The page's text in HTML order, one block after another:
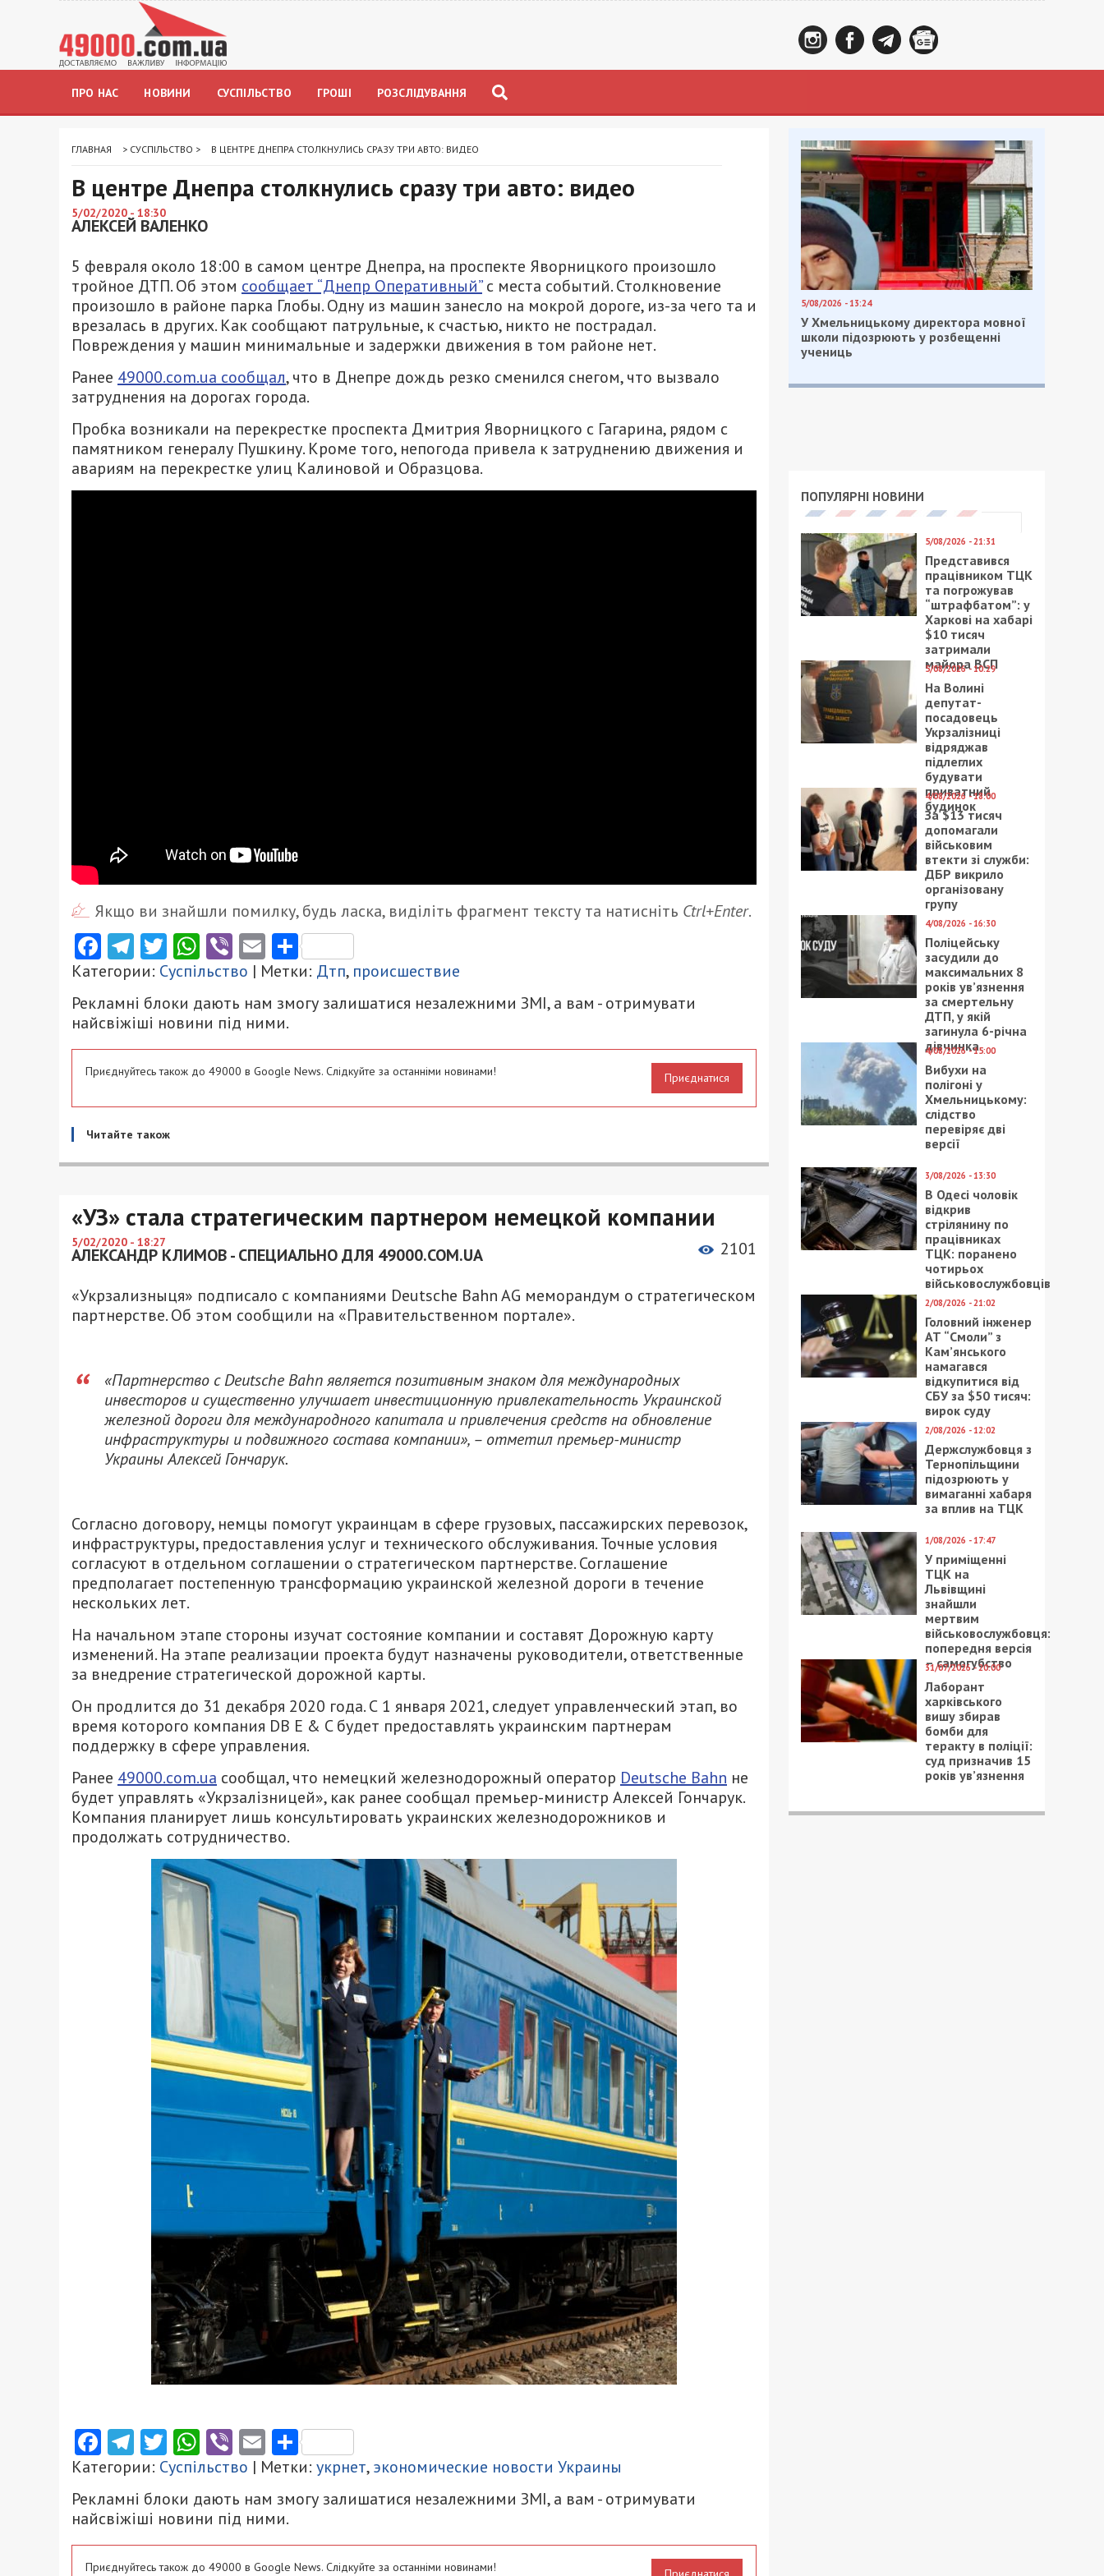
ПРО НАС НОВИНИ СУСПІЛЬСТВО ГРОШІ РОЗСЛІДУВАННЯ
ГЛАВНАЯ > СУСПІЛЬСТВО > В ЦЕНТРЕ ДНЕПРА СТОЛКНУЛИСЬ СРАЗУ ТРИ АВТО: ВИДЕО
В центре Днепра столкнулись сразу три авто: видео
5/02/2020 - 18:30
АЛЕКСЕЙ ВАЛЕНКО
5 февраля около 18:00 в самом центре Днепра, на проспекте Яворницкого произошло
тройное ДТП. Об этом сообщает “Днепр Оперативный”с места событий. Столкновение
произошло в районе парка Глобы. Одну из машин занесло на мокрой дороге, из-за чего та и
врезалась в других. Как сообщают патрульные, к счастью, никто не пострадал.
Повреждения у машин минимальные и задержки движения в том районе нет.
Ранее 49000.com.ua сообщал, что в Днепре дождь резко сменился снегом, что вызвало
затруднения на дорогах города.
Пробка возникали на перекрестке проспекта Дмитрия Яворницкого с Гагарина, рядом с
памятником генералу Пушкину. Кроме того, непогода привела к затруднению движения и
авариям на перекрестке улиц Калиновой и Образцова.
Якщо ви знайшли помилку, будь ласка, виділіть фрагмент тексту та натисніть Ctrl+Enter.
Facebook
Telegram
Twitter
WhatsApp
ViberEmailПоділитися
Категории: Суспільство | Метки: Дтп, происшествие
Рекламні блоки дають нам змогу залишатися незалежними ЗМІ, а вам - отримувати
найсвіжіші новини під ними.
Приєднуйтесь також до 49000 в Google News. Слідкуйте за останніми новинами! Приєднатися
Читайте також
«УЗ» стала стратегическим партнером немецкой компании
5/02/2020 - 18:27
АЛЕКСАНДР КЛИМОВ - СПЕЦИАЛЬНО ДЛЯ 49000.COM.UA 2101
«Укрзализныця» подписало с компаниями Deutsche Bahn AG меморандум о стратегическом
партнерстве. Об этом сообщили на «Правительственном портале».
«Партнерство с Deutsche Bahn является позитивным знаком для международных
инвесторов и существенно улучшает инвестиционную привлекательность Украинской
железной дороги для международного капитала и привлечения средств на обновление
инфраструктуры и подвижного состава компании», – отметил премьер-министр
Украины Алексей Гончарук.
Согласно договору, немцы помогут украинцам в сфере грузовых, пассажирских перевозок,
инфраструктуры, предоставления услуг и технического обслуживания. Точные условия
согласуют в отдельном соглашении о стратегическом партнерстве. Соглашение
предполагает постепенную трансформацию украинской железной дороги в течение
нескольких лет.
На начальном этапе стороны изучат состояние компании и составят Дорожную карту
изменений. На этапе реализации проекта будут назначены руководители, ответственные
за внедрение стратегической дорожной карты.
Он продлится до 31 декабря 2020 года. С 1 января 2021, следует управленческий этап, во
время которого компания DB E & C будет предоставлять украинским партнерам
поддержку в сфере управления.
Ранее 49000.com.ua сообщал, что немецкий железнодорожный оператор Deutsche Bahn не
будет управлять «Укрзалізницей», как ранее сообщал премьер-министр Алексей Гончарук.
Компания планирует лишь консультировать украинских железнодорожников и
продолжать сотрудничество.
Facebook
Telegram
Twitter
WhatsApp
ViberEmailПоділитися
Категории: Суспільство | Метки: укрнет,экономические новости Украины
Рекламні блоки дають нам змогу залишатися незалежними ЗМІ, а вам - отримувати
найсвіжіші новини під ними.
Приєднуйтесь також до 49000 в Google News. Слідкуйте за останніми новинами!
5/08/2026 - 13:24
У Хмельницькому директора мовної
школи підозрюють у розбещенні
учениць
ПОПУЛЯРНІ НОВИНИ
5/08/2026 - 21:31
Представився
працівником ТЦК
та погрожував
“штрафбатом”: у
Харкові на хабарі
$10 тисяч
затримали
майора ВСП
5/08/2026 - 10:29
На Волині
депутат-
посадовець
Укрзалізниці
відряджав
підлеглих
будувати
приватний
будинок
4/08/2026 - 18:00
За $13 тисяч
допомагали
військовим
втекти зі служби:
ДБР викрило
організовану
групу
4/08/2026 - 16:30
Поліцейську
засудили до
максимальних 8
років ув’язнення
за смертельну
ДТП, у якій
загинула 6-річна
дівчинка
4/08/2026 - 15:00
Вибухи на
полігоні у
Хмельницькому:
слідство
перевіряє дві
версії
3/08/2026 - 13:30
В Одесі чоловік
відкрив
стрілянину по
працівниках
ТЦК: поранено
чотирьох
військовослужбовців
2/08/2026 - 21:02
Головний інженер
АТ “Смоли” з
Кам’янського
намагався
відкупитися від
СБУ за $50 тисяч:
вирок суду
2/08/2026 - 12:02
Держслужбовця з
Тернопільщини
підозрюють у
вимаганні хабаря
за вплив на ТЦК
1/08/2026 - 17:47
У приміщенні
ТЦК на
Львівщині
знайшли
мертвим
військовослужбовця:
попередня версія
– самогубство
31/07/2026 - 20:00
Лаборант
харківського
вишу збирав
бомби для
теракту в поліції:
суд призначив 15
років ув’язнення